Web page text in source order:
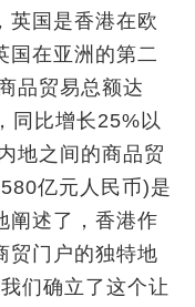
英国是香港在欧
国在亚洲的第二
品贸易总额达
同比增长25%以
地之间的商品贸
亿元人民币)是
阐述了，香港作
贸门户的独特地
们确立了这个让